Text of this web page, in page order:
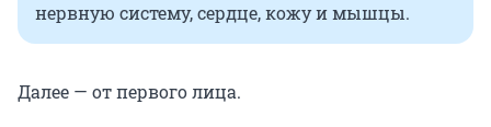
нервную систему, сердце, кожу и мышцы.
Далее — от первого лица.